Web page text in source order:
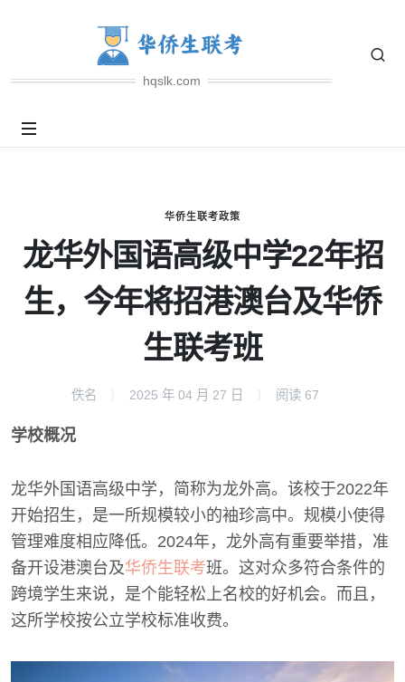
hqslk.com
华侨生联考政策
龙华外国语高级中学22年招
生，今年将招港澳台及华侨
生联考班
佚名 2025 年 04 月 27 日 阅读 67
学校概况
龙华外国语高级中学，简称为龙外高。该校于2022年
开始招生，是一所规模较小的袖珍高中。规模小使得
管理难度相应降低。2024年，龙外高有重要举措，准
备开设港澳台及华侨生联考班。这对众多符合条件的
跨境学生来说，是个能轻松上名校的好机会。而且，
这所学校按公立学校标准收费。